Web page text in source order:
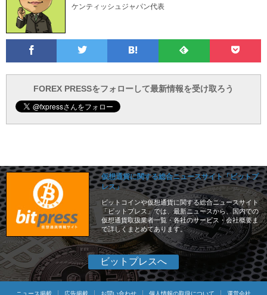
ケンティッシュジャパン代表
Twitter
て
ブ
で
ォ
ロ
ー
で
と
で
FOREX PRESSをフォローして最新情報を受け取ろう
仮想通貨に関する総合ニュースサイト「ビットプ
レス」
ビットコインや仮想通貨に関する総合ニュースサイト
「ビットプレス」では、最新ニュースから、国内での
仮想通貨取扱業者一覧・各社のサービス・会社概要ま
で詳しくまとめてあります。
ビットプレスへ
ニュース掲載 広告掲載 お問い合わせ 個人情報の取扱について 運営会社